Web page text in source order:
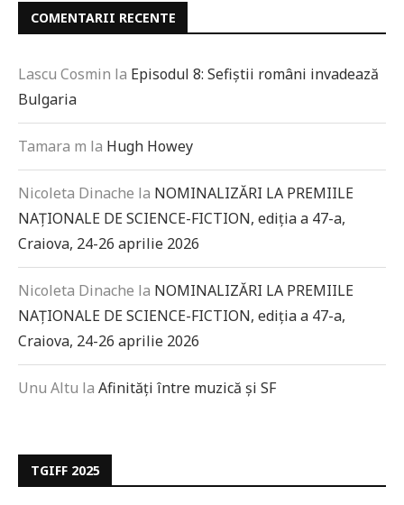
COMENTARII RECENTE
Lascu Cosmin la Episodul 8: Sefiștii români invadează
Bulgaria
Tamara m la Hugh Howey
Nicoleta Dinache la NOMINALIZĂRI LA PREMIILE
NAȚIONALE DE SCIENCE-FICTION, ediția a 47-a,
Craiova, 24-26 aprilie 2026
Nicoleta Dinache la NOMINALIZĂRI LA PREMIILE
NAȚIONALE DE SCIENCE-FICTION, ediția a 47-a,
Craiova, 24-26 aprilie 2026
Unu Altu la Afinități între muzică și SF
TGIFF 2025